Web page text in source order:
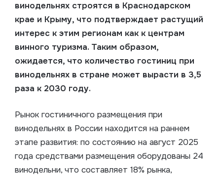
винодельнях строятся в Краснодарском
крае и Крыму, что подтверждает растущий
интерес к этим регионам как к центрам
винного туризма. Таким образом,
ожидается, что количество гостиниц при
винодельнях в стране может вырасти в 3,5
раза к 2030 году.
Рынок гостиничного размещения при
винодельнях в России находится на раннем
этапе развития: по состоянию на август 2025
года средствами размещения оборудованы 24
винодельни, что составляет 18% рынка,